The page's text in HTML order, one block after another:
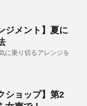
ジメント】夏に
に乗り切るアレンジを
ショップ】第2